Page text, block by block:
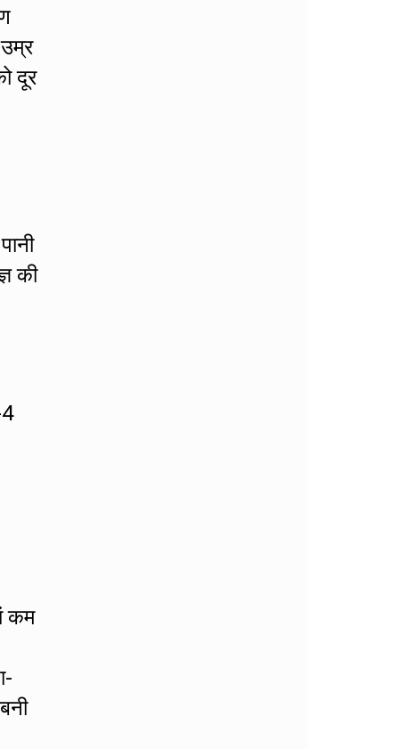
दूर
की
कम